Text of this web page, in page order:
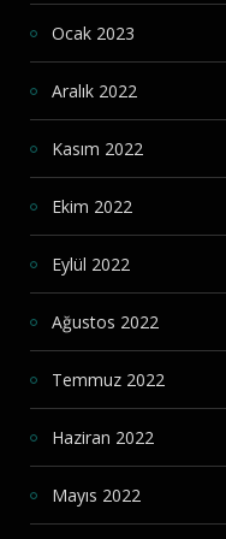
Ocak 2023
Aralık 2022
Kasım 2022
Ekim 2022
Eylül 2022
Ağustos 2022
Temmuz 2022
Haziran 2022
Mayıs 2022